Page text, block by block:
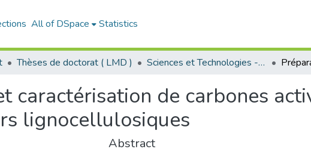
All of DSpace Statistics
Thèses de doctorat ( LMD ) Sciences et Technologies - العلوم و التكنولوجيا
caractérisation de carbones
lignocellulosiques
Abstract